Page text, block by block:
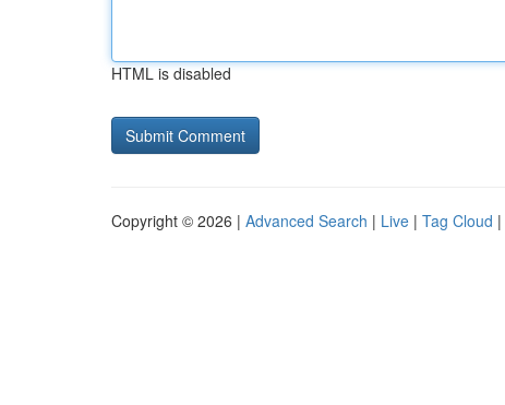
HTML is disabled
Copyright © 2026 | Advanced Search | Live | Tag Cloud |